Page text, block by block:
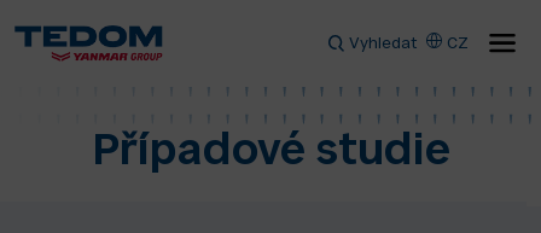
Vyhledat CZ
Případové studie